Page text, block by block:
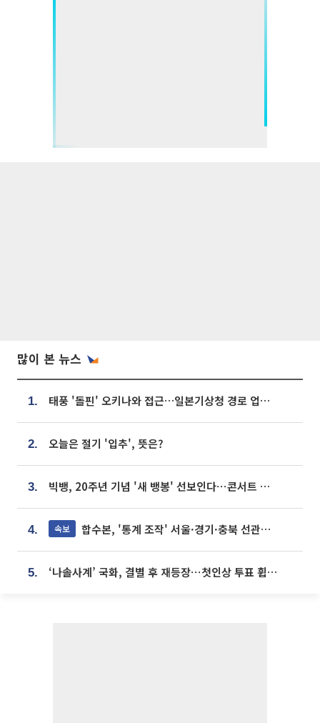
많이 본 뉴스
1. 태풍 '돌핀' 오키나와 접근…일본기상청 경로 업데이트
2. 오늘은 절기 '입추', 뜻은?
3. 빅뱅, 20주년 기념 '새 뱅봉' 선보인다⋯콘서트 앞두고 팝업 개최
4. 속보 합수본, '통계 조작' 서울·경기·충북 선관위 등 추가 압수수색
5. ‘나솔사계’ 국화, 결별 후 재등장⋯첫인상 투표 휩쓸고 ‘인기녀’ 등극